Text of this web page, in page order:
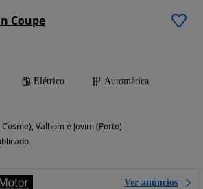
Coupe
Elétrico
Automática
Valbom e Jovim (Porto)
Ver anúncios